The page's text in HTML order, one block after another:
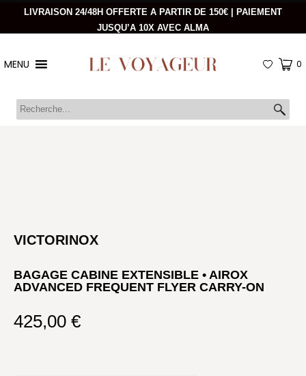
LIVRAISON 24/48H OFFERTE A PARTIR DE 150€ | PAIEMENT
JUSQU’A 10X AVEC ALMA
MENU 0
VICTORINOX
BAGAGE CABINE EXTENSIBLE • AIROX
ADVANCED FREQUENT FLYER CARRY-ON
425,00 €